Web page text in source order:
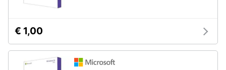
infanzia
Fotografia
€ 1,00